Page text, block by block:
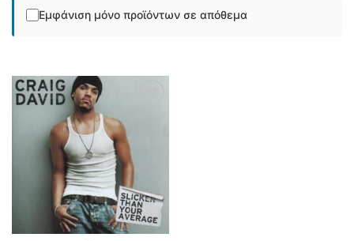
Εμφάνιση μόνο προϊόντων σε απόθεμα
στη λίστα
επιθυμιών